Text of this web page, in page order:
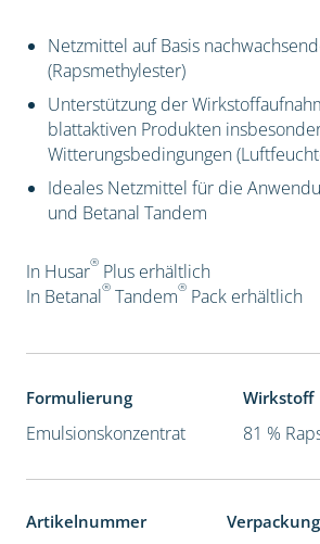
Netzmittel auf Basis
(Rapsmethylester)
Unterstützung der
blattaktiven Produkten
Witterungsbedingungen
Ideales Netzmittel für die
und Betanal Tandem
In Husar®Plus erhältlich
In Betanal®Tandem®Pack erhältlich
Formulierung
Emulsionskonzentrat
Wirkstoff
81 %
Artikelnummer